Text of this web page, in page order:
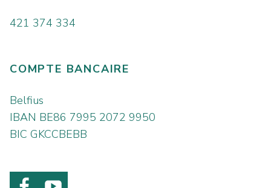
421 374 334
COMPTE BANCAIRE
Belfius
IBAN BE86 7995 2072 9950
BIC GKCCBEBB